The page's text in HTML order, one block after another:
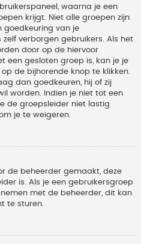
waarna je een
krijgt. Niet alle groepen zijn
goedkeuring van je
verborgen gebruikers. Als het
door op de hiervoor
een gesloten groep is, kan je je
de bijhorende knop te klikken.
dan goedkeuren, hij of zij
worden. Indien je niet tot een
de groepsleider niet lastig
je te weigeren.
de beheerder gemaakt, deze
is. Als je een gebruikersgroep
met de beheerder, dit kan
te sturen.